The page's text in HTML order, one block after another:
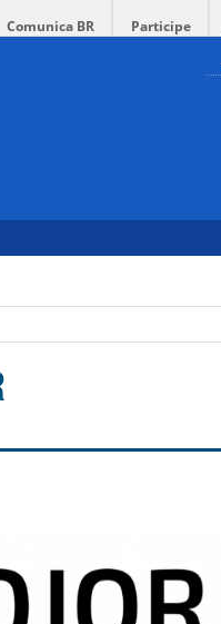
Comunica BR Participe